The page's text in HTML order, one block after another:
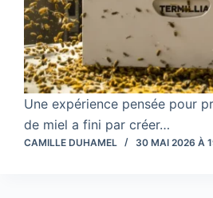
Une expérience pensée pour
de miel a fini par créer…
CAMILLE DUHAMEL 30 MAI 2026 À